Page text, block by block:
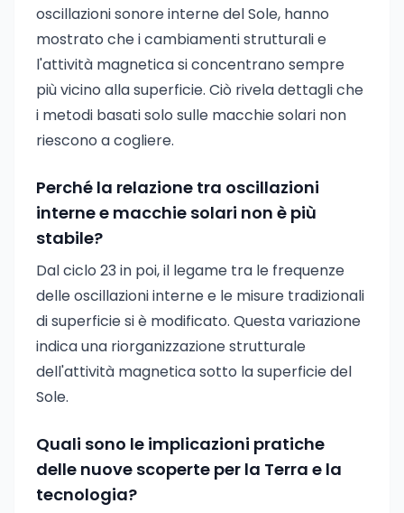
oscillazioni sonore interne del Sole, hanno
mostrato che i cambiamenti strutturali e
l'attività magnetica si concentrano sempre
più vicino alla superficie. Ciò rivela dettagli che
i metodi basati solo sulle macchie solari non
riescono a cogliere.
Perché la relazione tra oscillazioni
interne e macchie solari non è più
stabile?
Dal ciclo 23 in poi, il legame tra le frequenze
delle oscillazioni interne e le misure tradizionali
di superficie si è modificato. Questa variazione
indica una riorganizzazione strutturale
dell'attività magnetica sotto la superficie del
Sole.
Quali sono le implicazioni pratiche
delle nuove scoperte per la Terra e la
tecnologia?